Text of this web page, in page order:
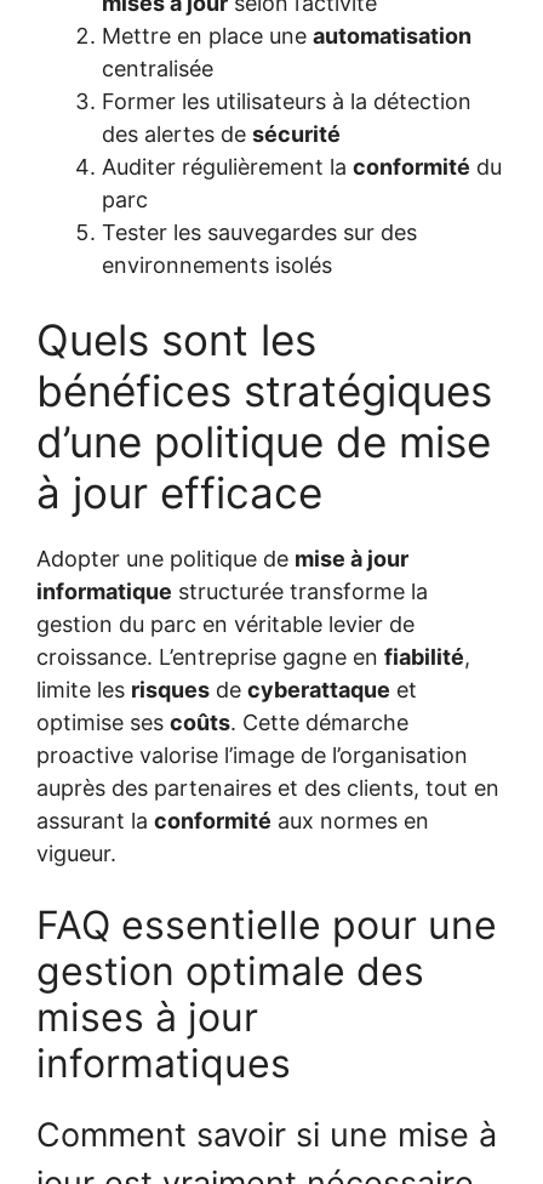
Mettre en place une automatisation
centralisée
Former les utilisateurs à la détection
des alertes de sécurité
Auditer régulièrement la conformité du
parc
Tester les sauvegardes sur des
environnements isolés
Quels sont les
bénéfices stratégiques
d’une politique de mise
à jour efficace
Adopter une politique de mise à jour
informatique structurée transforme la
gestion du parc en véritable levier de
croissance. L’entreprise gagne en fiabilité,
limite les risques de cyberattaque et
optimise ses coûts. Cette démarche
proactive valorise l’image de l’organisation
auprès des partenaires et des clients, tout en
assurant la conformité aux normes en
vigueur.
FAQ essentielle pour une
gestion optimale des
mises à jour
informatiques
Comment savoir si une mise à